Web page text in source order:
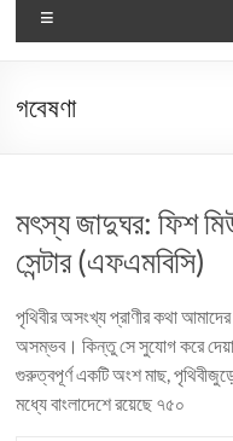
গবেষণা
মৎস্য জাদুঘর: ফিশ
সেন্টার (এফএমবিসি)
পৃথিবীর অসংখ্য প্রাণীর কথা
অসম্ভব। কিন্তু সে সুযোগ করে
গুরুত্বপূর্ণ একটি অংশ মাছ,
মধ্যে বাংলাদেশে রয়েছে ৭৫০